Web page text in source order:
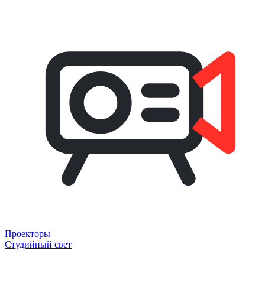
Проекторы
Студийный свет